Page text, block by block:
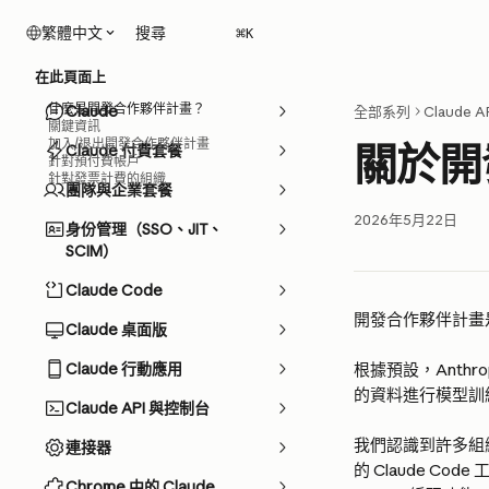
繁體中文 搜尋 ⌘K
Claude
Claude 付費套餐
團隊與企業套餐
身份管理（SSO、JIT、
SCIM）
Claude Code
Claude 桌面版
Claude 行動應用
Claude API 與控制台
連接器
全部系列 Claude
關於
2026年5月22日
開發合作夥伴計
根據預設，
的資料進行模型
我們認識到許多
的 Claude Code
在此頁面上
什麼是開發合作夥伴計畫？
關鍵資訊
加入/退出開發合作夥伴計畫
針對預付費帳戶
針對發票計費的組織